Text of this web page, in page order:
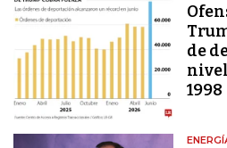
de
1998